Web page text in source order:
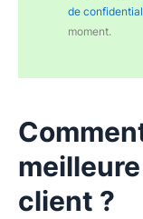
de
moment.
client ?